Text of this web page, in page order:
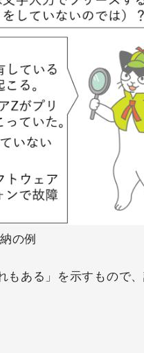
の例
ある」を示すもので